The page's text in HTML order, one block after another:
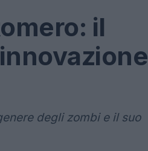
il
degli zombi e il suo